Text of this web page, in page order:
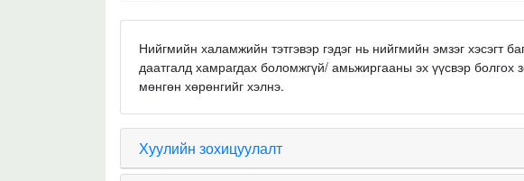
Нийгмийн халамжийн тэтгэвэр гэдэг нь нийгмийн эмзэг хэсэгт
даатгалд хамрагдах боломжгүй/ амьжиргааны эх үүсвэр
мөнгөн хөрөнгийг хэлнэ.
Хуулийн зохицуулалт